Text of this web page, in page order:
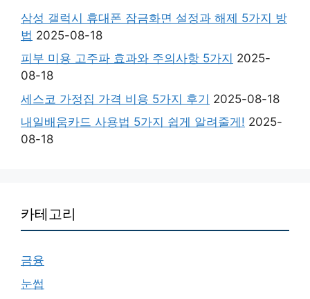
삼성 갤럭시 휴대폰 잠금화면 설정과 해제 5가지 방
법 2025-08-18
피부 미용 고주파 효과와 주의사항 5가지 2025-
08-18
세스코 가정집 가격 비용 5가지 후기 2025-08-18
내일배움카드 사용법 5가지 쉽게 알려줄게! 2025-
08-18
카테고리
금융
눈썹